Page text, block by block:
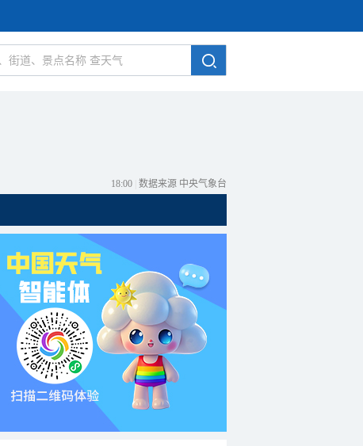
18:00 数据来源 中央气象台